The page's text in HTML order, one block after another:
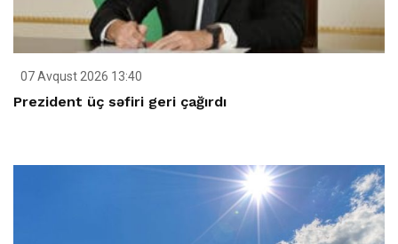
07 Avqust 2026 13:40
Prezident üç səfiri geri çağırdı